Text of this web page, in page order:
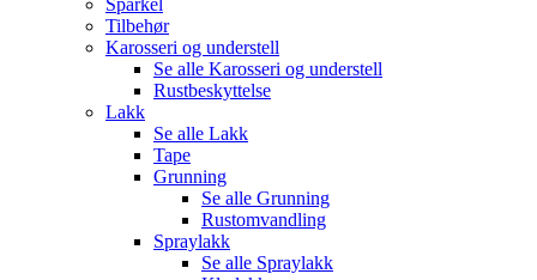
Tilbehør
Karosseri og understell
Se alle Karosseri og understell
Rustbeskyttelse
Lakk
Se alle Lakk
Tape
Grunning
Se alle Grunning
Rustomvandling
Spraylakk
Se alle Spraylakk